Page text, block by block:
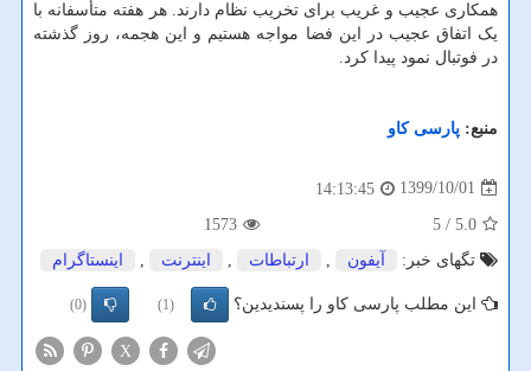
همکاری عجیب و غریب برای تخریب نظام دارند. هر هفته متأسفانه با
یک اتفاق عجیب در این فضا مواجه هستیم و این هجمه، روز گذشته
در فوتبال نمود پیدا کرد.
منبع: پارسی كاو
1399/10/01
14:13:45
5.0
/ 5
1573
تگهای خبر:
آیفون , ارتباطات , اینترنت , اینستاگرام
این مطلب پارسی کاو را پسندیدین؟ (1)
(0)
X